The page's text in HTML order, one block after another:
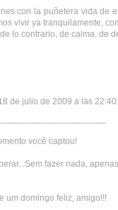
con la puñetera vida de
vivir ya tranquilamente,
lo contrario, de calma, de
de julio de 2009 a las
você captou!
fazer nada,
um domingo feliz, amigo!!!